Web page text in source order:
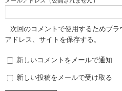
次回のコメントで使用するためブ
アドレス、サイトを保存する。
新しいコメントをメールで通知
新しい投稿をメールで受け取る